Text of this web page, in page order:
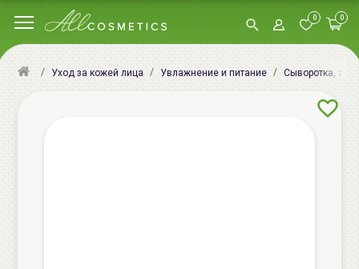
0 0
Уход за кожей лица Увлажнение и питание Сыворотка,